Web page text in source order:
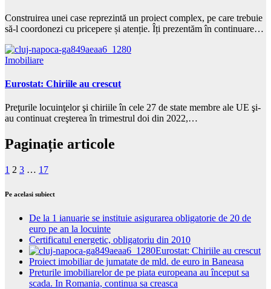
Construirea unei case reprezintă un proiect complex, pe care trebuie
să-l coordonezi cu pricepere și atenție. Îți prezentăm în continuare…
Imobiliare
Eurostat: Chiriile au crescut
Preţurile locuinţelor şi chiriile în cele 27 de state membre ale UE şi-
au continuat creşterea în trimestrul doi din 2022,…
Paginație articole
1 2 3 … 17
Pe acelasi subiect
De la 1 ianuarie se instituie asigurarea obligatorie de 20 de
euro pe an la locuinte
Certificatul energetic, obligatoriu din 2010
Eurostat: Chiriile au crescut
Proiect imobiliar de jumatate de mld. de euro in Baneasa
Preturile imobiliarelor de pe piata europeana au început sa
scada. In Romania, continua sa creasca